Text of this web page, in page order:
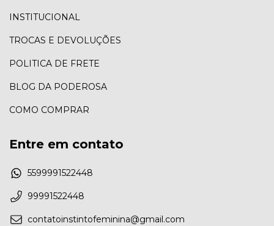
INSTITUCIONAL
TROCAS E DEVOLUÇÕES
POLITICA DE FRETE
BLOG DA PODEROSA
COMO COMPRAR
Entre em contato
5599991522448
99991522448
contatoinstintofeminina@gmail.com